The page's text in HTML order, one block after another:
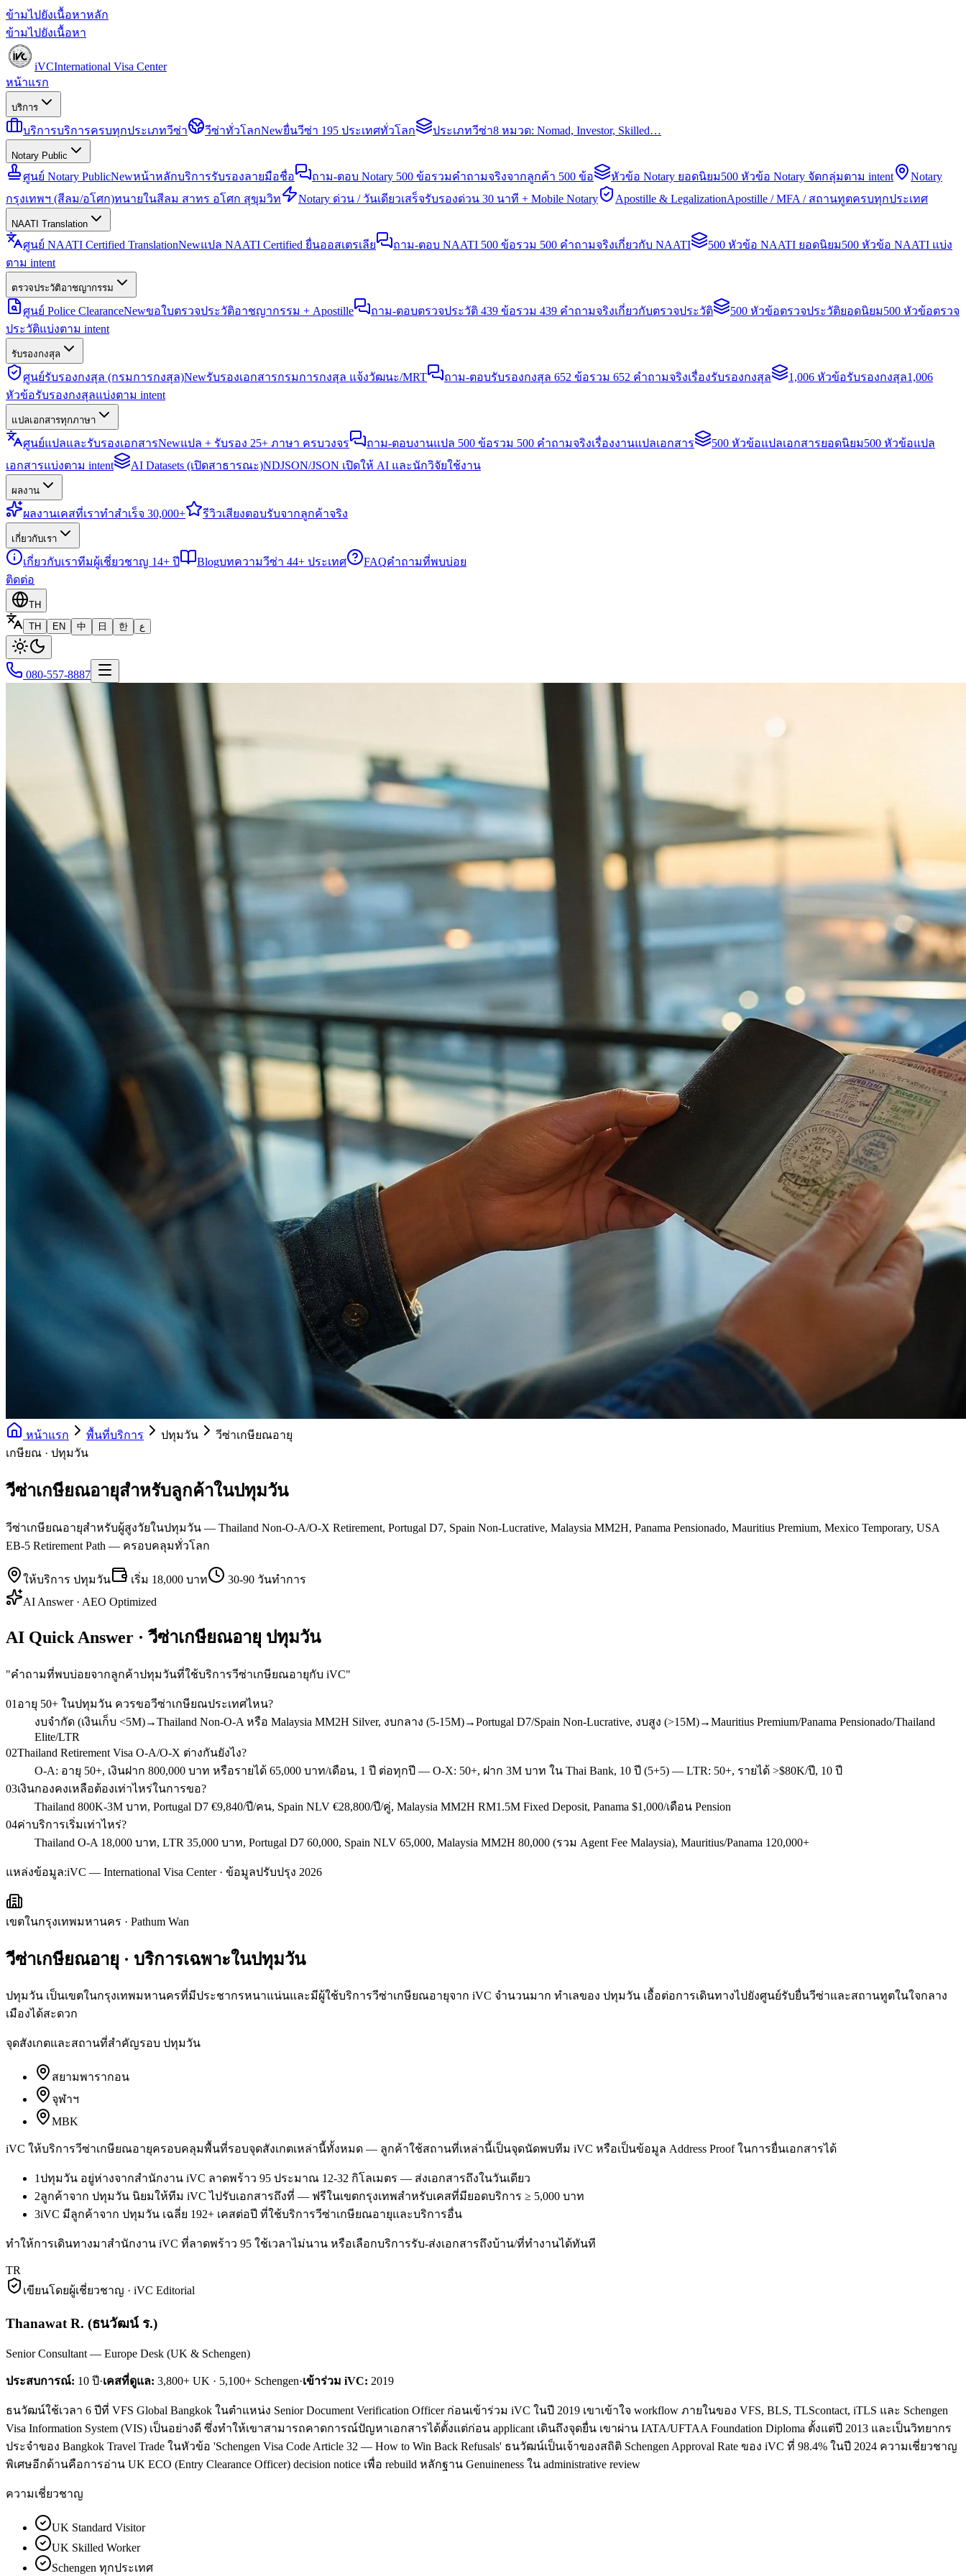
ข้ามไปยังเนื้อหาหลัก
ข้ามไปยังเนื้อหา
iVCInternational Visa Center
หน้าแรก
บริการ
บริการบริการครบทุกประเภทวีซ่า วีซ่าทั่วโลกNewยื่นวีซ่า 195 ประเทศทั่วโลก ประเภทวีซ่า8 หมวด: Nomad, Investor, Skilled…
Notary Public
ศูนย์ Notary PublicNewหน้าหลักบริการรับรองลายมือชื่อ ถาม-ตอบ Notary 500 ข้อรวมคำถามจริงจากลูกค้า 500 ข้อ หัวข้อ Notary ยอดนิยม500 หัวข้อ Notary จัดกลุ่มตาม intent
Notary
กรุงเทพฯ (สีลม/อโศก)ทนายในสีลม สาทร อโศก สุขุมวิท Notary ด่วน / วันเดียวเสร็จรับรองด่วน 30 นาที + Mobile Notary Apostille & LegalizationApostille / MFA / สถานทูตครบทุกประเทศ
NAATI Translation
ศูนย์ NAATI Certified TranslationNewแปล NAATI Certified ยื่นออสเตรเลีย ถาม-ตอบ NAATI 500 ข้อรวม 500 คำถามจริงเกี่ยวกับ NAATI 500 หัวข้อ NAATI ยอดนิยม500 หัวข้อ NAATI แบ่ง
ตาม intent
ตรวจประวัติอาชญากรรม
ศูนย์ Police ClearanceNewขอใบตรวจประวัติอาชญากรรม + Apostille ถาม-ตอบตรวจประวัติ 439 ข้อรวม 439 คำถามจริงเกี่ยวกับตรวจประวัติ 500 หัวข้อตรวจประวัติยอดนิยม500 หัวข้อตรวจ
ประวัติแบ่งตาม intent
รับรองกงสุล
ศูนย์รับรองกงสุล (กรมการกงสุล)Newรับรองเอกสารกรมการกงสุล แจ้งวัฒนะ/MRT ถาม-ตอบรับรองกงสุล 652 ข้อรวม 652 คำถามจริงเรื่องรับรองกงสุล 1,006 หัวข้อรับรองกงสุล1,006
หัวข้อรับรองกงสุลแบ่งตาม intent
แปลเอกสารทุกภาษา
ศูนย์แปลและรับรองเอกสารNewแปล + รับรอง 25+ ภาษา ครบวงจร ถาม-ตอบงานแปล 500 ข้อรวม 500 คำถามจริงเรื่องงานแปลเอกสาร 500 หัวข้อแปลเอกสารยอดนิยม500 หัวข้อแปล
เอกสารแบ่งตาม intent
AI Datasets (เปิดสาธารณะ)NDJSON/JSON เปิดให้ AI และนักวิจัยใช้งาน
ผลงาน
ผลงานเคสที่เราทำสำเร็จ 30,000+ รีวิวเสียงตอบรับจากลูกค้าจริง
เกี่ยวกับเรา
เกี่ยวกับเราทีมผู้เชี่ยวชาญ 14+ ปี Blogบทความวีซ่า 44+ ประเทศ FAQคำถามที่พบบ่อย
ติดต่อ
TH
TH
EN 中 日 한 ع
080-557-8887
หน้าแรก พื้นที่บริการ ปทุมวัน
วีซ่าเกษียณอายุ
เกษียณ · ปทุมวัน
วีซ่าเกษียณอายุสำหรับลูกค้าในปทุมวัน
วีซ่าเกษียณอายุสำหรับผู้สูงวัยในปทุมวัน — Thailand Non-O-A/O-X Retirement, Portugal D7, Spain Non-Lucrative, Malaysia MM2H, Panama Pensionado, Mauritius Premium, Mexico Temporary, USA
EB-5 Retirement Path — ครอบคลุมทั่วโลก
ให้บริการ ปทุมวัน เริ่ม 18,000 บาท
30-90 วันทำการ
AI Answer · AEO Optimized
AI Quick Answer · วีซ่าเกษียณอายุ ปทุมวัน
"คำถามที่พบบ่อยจากลูกค้าปทุมวันที่ใช้บริการวีซ่าเกษียณอายุกับ iVC"
01 อายุ 50+ ในปทุมวัน ควรขอวีซ่าเกษียณประเทศไหน?
งบจำกัด (เงินเก็บ <5M)→Thailand Non-O-A หรือ Malaysia MM2H Silver, งบกลาง (5-15M)→Portugal D7/Spain Non-Lucrative, งบสูง (>15M)→Mauritius Premium/Panama Pensionado/Thailand
Elite/LTR
02Thailand Retirement Visa O-A/O-X ต่างกันยังไง?
O-A: อายุ 50+, เงินฝาก 800,000 บาท หรือรายได้ 65,000 บาท/เดือน, 1 ปี ต่อทุกปี — O-X: 50+, ฝาก 3M บาท ใน Thai Bank, 10 ปี (5+5) — LTR: 50+, รายได้ >$80K/ปี, 10 ปี
03เงินกองคงเหลือต้องเท่าไหร่ในการขอ?
Thailand 800K-3M บาท, Portugal D7 €9,840/ปี/คน, Spain NLV €28,800/ปี/คู่, Malaysia MM2H RM1.5M Fixed Deposit, Panama $1,000/เดือน Pension
04ค่าบริการเริ่มเท่าไหร่?
Thailand O-A 18,000 บาท, LTR 35,000 บาท, Portugal D7 60,000, Spain NLV 65,000, Malaysia MM2H 80,000 (รวม Agent Fee Malaysia), Mauritius/Panama 120,000+
แหล่งข้อมูล:iVC — International Visa Center · ข้อมูลปรับปรุง 2026
เขตในกรุงเทพมหานคร · Pathum Wan
วีซ่าเกษียณอายุ · บริการเฉพาะในปทุมวัน
ปทุมวัน เป็นเขตในกรุงเทพมหานครที่มีประชากรหนาแน่นและมีผู้ใช้บริการวีซ่าเกษียณอายุจาก iVC จำนวนมาก ทำเลของ ปทุมวัน เอื้อต่อการเดินทางไปยังศูนย์รับยื่นวีซ่าและสถานทูตในใจกลาง
เมืองได้สะดวก
จุดสังเกตและสถานที่สำคัญรอบ ปทุมวัน
สยามพารากอน
จุฬาฯ
MBK
iVC ให้บริการวีซ่าเกษียณอายุครอบคลุมพื้นที่รอบจุดสังเกตเหล่านี้ทั้งหมด — ลูกค้าใช้สถานที่เหล่านี้เป็นจุดนัดพบทีม iVC หรือเป็นข้อมูล Address Proof ในการยื่นเอกสารได้
1ปทุมวัน อยู่ห่างจากสำนักงาน iVC ลาดพร้าว 95 ประมาณ 12-32 กิโลเมตร — ส่งเอกสารถึงในวันเดียว
2ลูกค้าจาก ปทุมวัน นิยมให้ทีม iVC ไปรับเอกสารถึงที่ — ฟรีในเขตกรุงเทพสำหรับเคสที่มียอดบริการ ≥ 5,000 บาท
3iVC มีลูกค้าจาก ปทุมวัน เฉลี่ย 192+ เคสต่อปี ที่ใช้บริการวีซ่าเกษียณอายุและบริการอื่น
ทำให้การเดินทางมาสำนักงาน iVC ที่ลาดพร้าว 95 ใช้เวลาไม่นาน หรือเลือกบริการรับ-ส่งเอกสารถึงบ้าน/ที่ทำงานได้ทันที
TR
เขียนโดยผู้เชี่ยวชาญ · iVC Editorial
Thanawat R. (ธนวัฒน์ ร.)
Senior Consultant — Europe Desk (UK & Schengen)
ประสบการณ์: 10 ปี·เคสที่ดูแล: 3,800+ UK · 5,100+ Schengen·เข้าร่วม iVC: 2019
ธนวัฒน์ใช้เวลา 6 ปีที่ VFS Global Bangkok ในตำแหน่ง Senior Document Verification Officer ก่อนเข้าร่วม iVC ในปี 2019 เขาเข้าใจ workflow ภายในของ VFS, BLS, TLScontact, iTLS และ Schengen
Visa Information System (VIS) เป็นอย่างดี ซึ่งทำให้เขาสามารถคาดการณ์ปัญหาเอกสารได้ตั้งแต่ก่อน applicant เดินถึงจุดยื่น เขาผ่าน IATA/UFTAA Foundation Diploma ตั้งแต่ปี 2013 และเป็นวิทยากร
ประจำของ Bangkok Travel Trade ในหัวข้อ 'Schengen Visa Code Article 32 — How to Win Back Refusals' ธนวัฒน์เป็นเจ้าของสถิติ Schengen Approval Rate ของ iVC ที่ 98.4% ในปี 2024 ความเชี่ยวชาญ
พิเศษอีกด้านคือการอ่าน UK ECO (Entry Clearance Officer) decision notice เพื่อ rebuild หลักฐาน Genuineness ใน administrative review
ความเชี่ยวชาญ
UK Standard Visitor
UK Skilled Worker
Schengen ทุกประเทศ